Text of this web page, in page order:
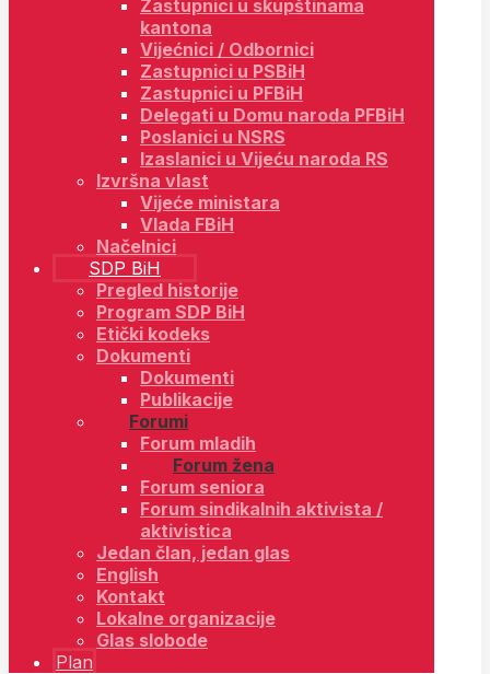
Zastupnici u skupštinama
kantona
Vijećnici / Odbornici
Zastupnici u PSBiH
Zastupnici u PFBiH
Delegati u Domu naroda PFBiH
Poslanici u NSRS
Izaslanici u Vijeću naroda RS
Izvršna vlast
Vijeće ministara
Vlada FBiH
Načelnici
SDP BiH
Pregled historije
Program SDP BiH
Etički kodeks
Dokumenti
Dokumenti
Publikacije
Forumi
Forum mladih
Forum žena
Forum seniora
Forum sindikalnih aktivista /
aktivistica
Jedan član, jedan glas
English
Kontakt
Lokalne organizacije
Glas slobode
Plan